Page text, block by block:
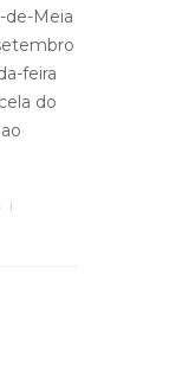
de-Meia
feira
do